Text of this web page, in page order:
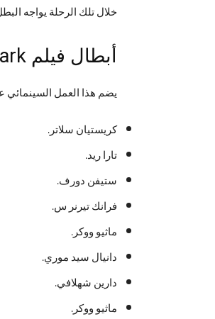
خلال تلك الرحلة يواجه
أبطال فيلم into the dark
يضم هذا العمل السينمائي
كريستيان سلاتر.
تارا ريد.
ستيفن دورف.
فرانك تيرنر س.
ماثيو ووكر.
دانيال سيد موري.
دارين شهلافي.
ماثيو ووكر.